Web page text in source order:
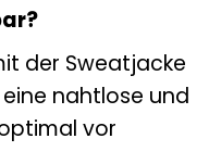
der Sweatjacke
nahtlose und
vor